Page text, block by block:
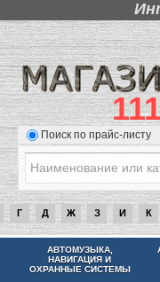
Поиск по прайс-листу
Г Д Ж З И К
АВТОМУЗЫКА,
НАВИГАЦИЯ И
ОХРАННЫЕ СИСТЕМЫ